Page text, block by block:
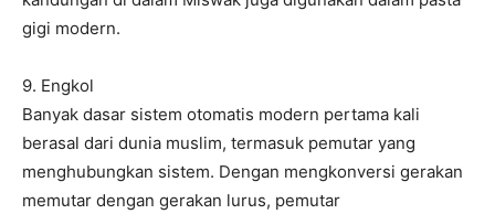
gigi modern.
9. Engkol
Banyak dasar sistem otomatis modern pertama kali
berasal dari dunia muslim, termasuk pemutar yang
menghubungkan sistem. Dengan mengkonversi gerakan
memutar dengan gerakan lurus, pemutar